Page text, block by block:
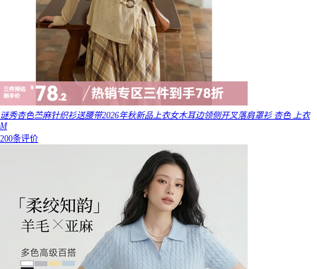
谜秀杏色苎麻针织衫送腰带2026年秋新品上衣女木耳边领侧开叉落肩罩衫 杏色 上衣
M
200条评价